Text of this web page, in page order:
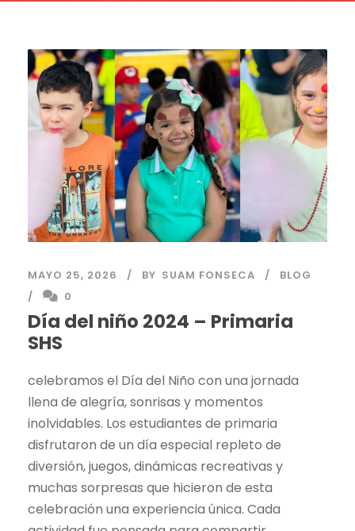
MAYO 25, 2026 BY SUAM FONSECA
BLOG
0
Día del niño 2024 – Primaria
SHS
celebramos el Día del Niño con una jornada
llena de alegría, sonrisas y momentos
inolvidables. Los estudiantes de primaria
disfrutaron de un día especial repleto de
diversión, juegos, dinámicas recreativas y
muchas sorpresas que hicieron de esta
celebración una experiencia única. Cada